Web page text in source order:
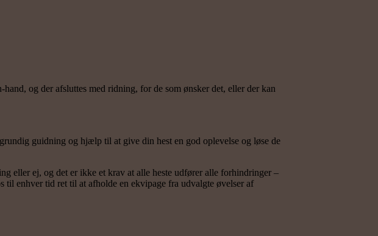
og der afsluttes med ridning, for de som ønsker det, eller der kan
guidning og hjælp til at give din hest en god oplevelse og løse de
eller ej, og det er ikke et krav at alle heste udfører alle forhindringer –
til enhver tid ret til at afholde en ekvipage fra udvalgte øvelser af